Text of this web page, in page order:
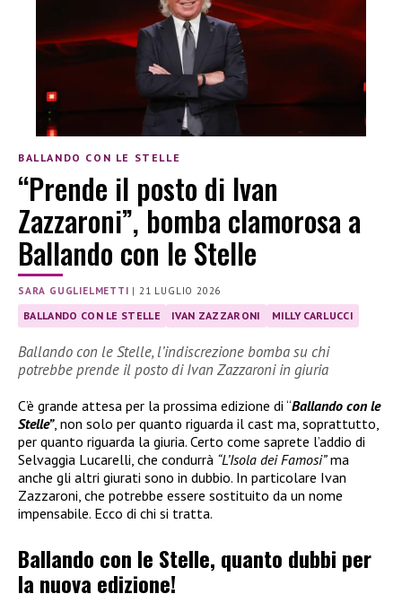
BALLANDO CON LE STELLE
“Prende il posto di Ivan
Zazzaroni”, bomba clamorosa a
Ballando con le Stelle
SARA GUGLIELMETTI |21 LUGLIO 2026
BALLANDO CON LE STELLE IVAN ZAZZARONI MILLY CARLUCCI
Ballando con le Stelle, l’indiscrezione bomba su chi
potrebbe prende il posto di Ivan Zazzaroni in giuria
C’è grande attesa per la prossima edizione di “Ballando con le
Stelle”, non solo per quanto riguarda il cast ma, soprattutto,
per quanto riguarda la giuria. Certo come saprete l’addio di
Selvaggia Lucarelli, che condurrà “L’Isola dei Famosi”ma
anche gli altri giurati sono in dubbio. In particolare Ivan
Zazzaroni, che potrebbe essere sostituito da un nome
impensabile. Ecco di chi si tratta.
Ballando con le Stelle, quanto dubbi per
la nuova edizione!